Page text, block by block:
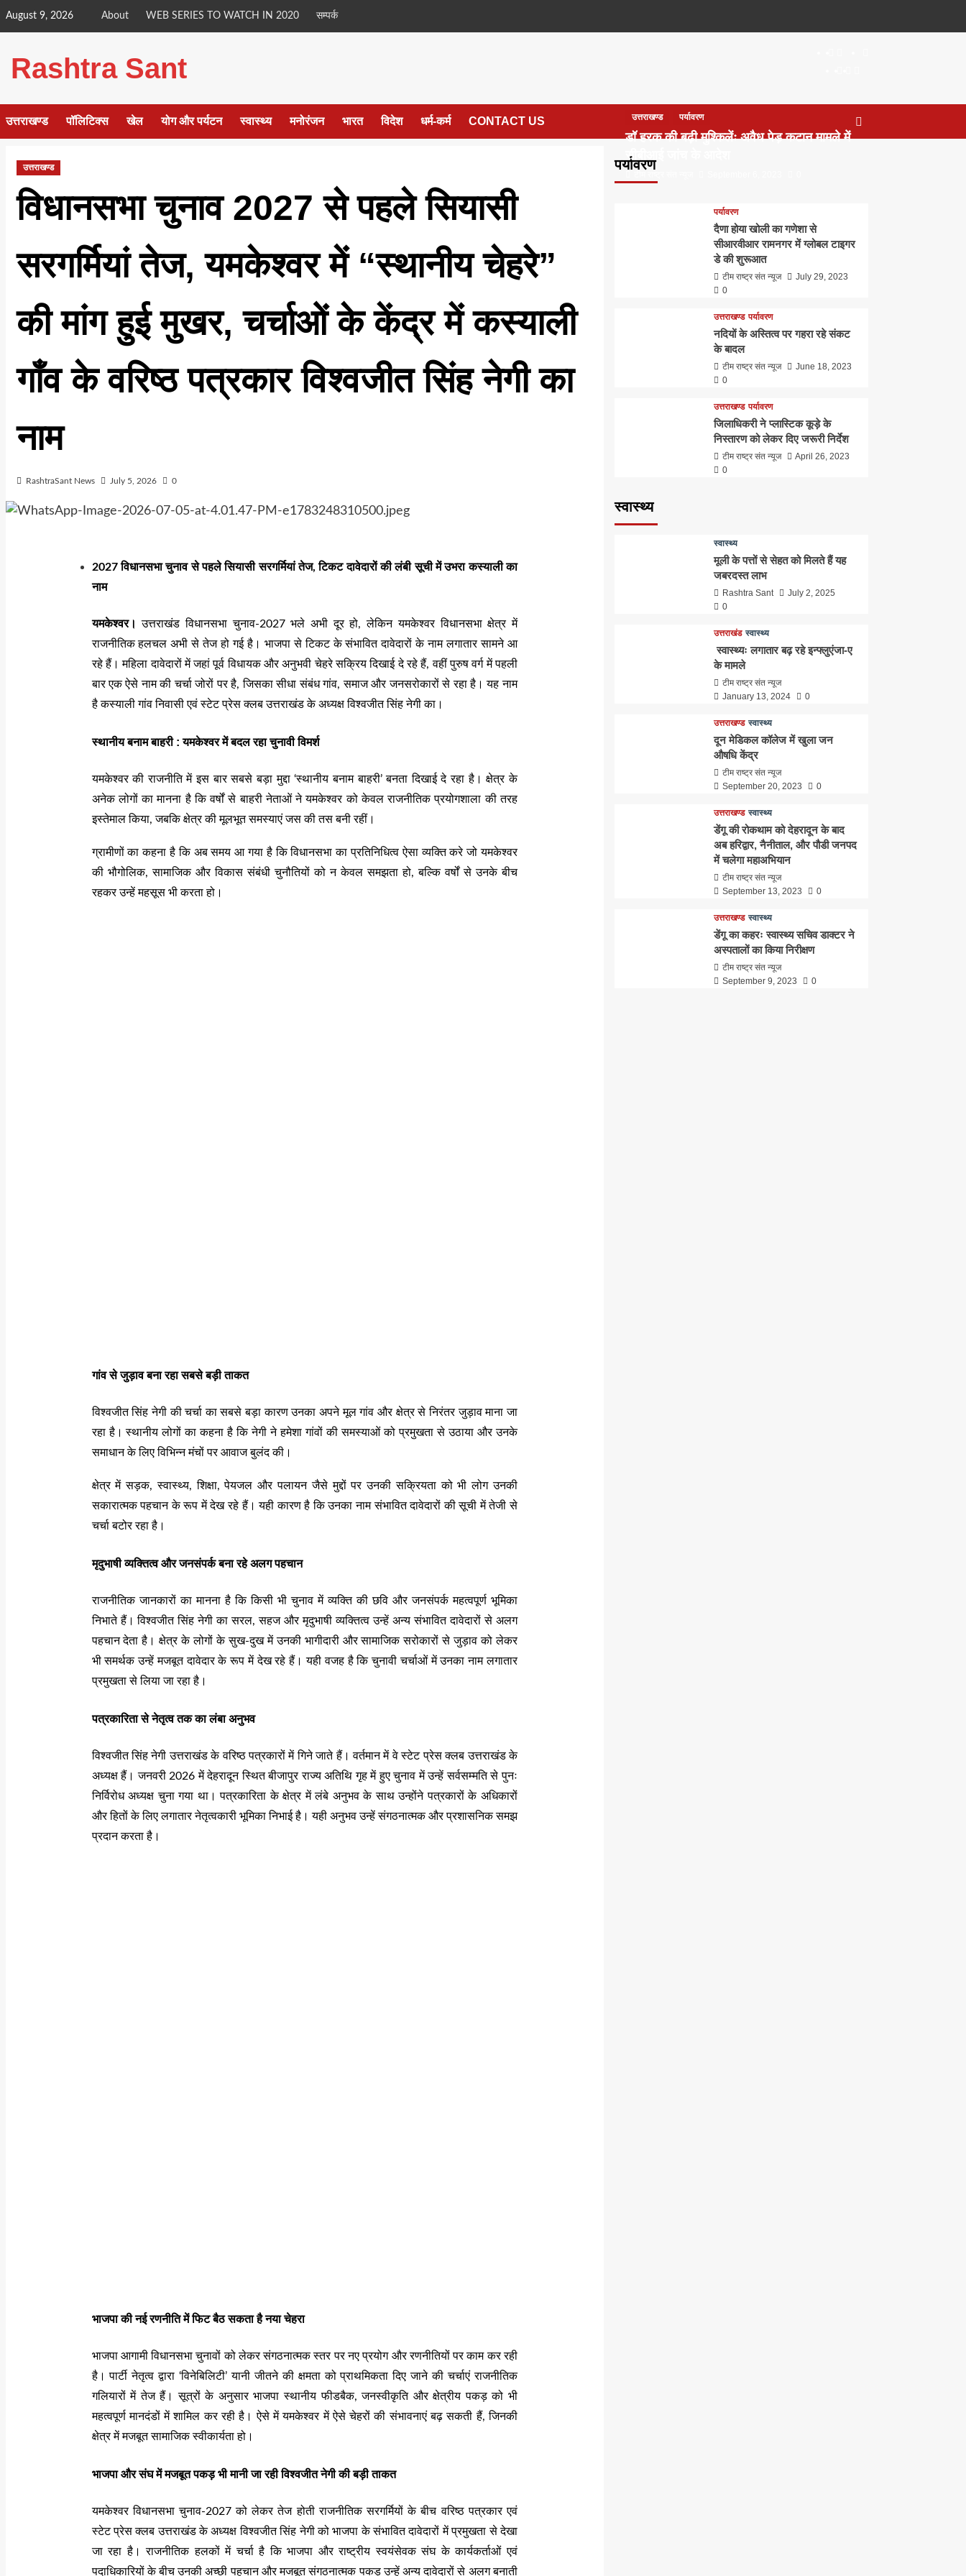
August 9, 2026 About WEB SERIES TO WATCH IN 2020 सम्पर्क
2020
in
Rashtra Sant
उत्तराखण्ड पॉलिटिक्स खेल योग और पर्यटन स्वास्थ्य मनोरंजन भारत विदेश धर्म-कर्म CONTACT US
उत्तराखण्ड
विधानसभा चुनाव 2027 से पहले सियासी
सरगर्मियां तेज, यमकेश्वर में “स्थानीय चेहरे”
की मांग हुई मुखर, चर्चाओं के केंद्र में कस्याली
गाँव के वरिष्ठ पत्रकार विश्वजीत सिंह नेगी का
नाम
RashtraSant News July 5, 2026 0
2027विधानसभा चुनाव से पहले सियासी सरगर्मियां तेज,टिकट दावेदारों की लंबी सूची में उभरा कस्याली का
नाम
यमकेश्वर। उत्तराखंड विधानसभा चुनाव-2027 भले अभी दूर हो, लेकिन यमकेश्वर विधानसभा क्षेत्र में
राजनीतिक हलचल अभी से तेज हो गई है। भाजपा से टिकट के संभावित दावेदारों के नाम लगातार सामने आ
रहे हैं। महिला दावेदारों में जहां पूर्व विधायक और अनुभवी चेहरे सक्रिय दिखाई दे रहे हैं, वहीं पुरुष वर्ग में पहली
बार एक ऐसे नाम की चर्चा जोरों पर है, जिसका सीधा संबंध गांव, समाज और जनसरोकारों से रहा है। यह नाम
है कस्याली गांव निवासी एवं स्टेट प्रेस क्लब उत्तराखंड के अध्यक्ष विश्वजीत सिंह नेगी का।
स्थानीय बनाम बाहरी : यमकेश्वर में बदल रहा चुनावी विमर्श
यमकेश्वर की राजनीति में इस बार सबसे बड़ा मुद्दा ‘स्थानीय बनाम बाहरी’ बनता दिखाई दे रहा है। क्षेत्र के
अनेक लोगों का मानना है कि वर्षों से बाहरी नेताओं ने यमकेश्वर को केवल राजनीतिक प्रयोगशाला की तरह
इस्तेमाल किया, जबकि क्षेत्र की मूलभूत समस्याएं जस की तस बनी रहीं।
ग्रामीणों का कहना है कि अब समय आ गया है कि विधानसभा का प्रतिनिधित्व ऐसा व्यक्ति करे जो यमकेश्वर
की भौगोलिक, सामाजिक और विकास संबंधी चुनौतियों को न केवल समझता हो, बल्कि वर्षों से उनके बीच
रहकर उन्हें महसूस भी करता हो।
गांव से जुड़ाव बना रहा सबसे बड़ी ताकत
विश्वजीत सिंह नेगी की चर्चा का सबसे बड़ा कारण उनका अपने मूल गांव और क्षेत्र से निरंतर जुड़ाव माना जा
रहा है। स्थानीय लोगों का कहना है कि नेगी ने हमेशा गांवों की समस्याओं को प्रमुखता से उठाया और उनके
समाधान के लिए विभिन्न मंचों पर आवाज बुलंद की।
क्षेत्र में सड़क, स्वास्थ्य, शिक्षा, पेयजल और पलायन जैसे मुद्दों पर उनकी सक्रियता को भी लोग उनकी
सकारात्मक पहचान के रूप में देख रहे हैं। यही कारण है कि उनका नाम संभावित दावेदारों की सूची में तेजी से
चर्चा बटोर रहा है।
मृदुभाषी व्यक्तित्व और जनसंपर्क बना रहे अलग पहचान
राजनीतिक जानकारों का मानना है कि किसी भी चुनाव में व्यक्ति की छवि और जनसंपर्क महत्वपूर्ण भूमिका
निभाते हैं। विश्वजीत सिंह नेगी का सरल, सहज और मृदुभाषी व्यक्तित्व उन्हें अन्य संभावित दावेदारों से अलग
पहचान देता है। क्षेत्र के लोगों के सुख-दुख में उनकी भागीदारी और सामाजिक सरोकारों से जुड़ाव को लेकर
भी समर्थक उन्हें मजबूत दावेदार के रूप में देख रहे हैं। यही वजह है कि चुनावी चर्चाओं में उनका नाम लगातार
प्रमुखता से लिया जा रहा है।
पत्रकारिता से नेतृत्व तक का लंबा अनुभव
विश्वजीत सिंह नेगी उत्तराखंड के वरिष्ठ पत्रकारों में गिने जाते हैं। वर्तमान में वे स्टेट प्रेस क्लब उत्तराखंड के
अध्यक्ष हैं। जनवरी 2026 में देहरादून स्थित बीजापुर राज्य अतिथि गृह में हुए चुनाव में उन्हें सर्वसम्मति से पुनः
निर्विरोध अध्यक्ष चुना गया था। पत्रकारिता के क्षेत्र में लंबे अनुभव के साथ उन्होंने पत्रकारों के अधिकारों
और हितों के लिए लगातार नेतृत्वकारी भूमिका निभाई है। यही अनुभव उन्हें संगठनात्मक और प्रशासनिक समझ
प्रदान करता है।
भाजपा की नई रणनीति में फिट बैठ सकता है नया चेहरा
भाजपा आगामी विधानसभा चुनावों को लेकर संगठनात्मक स्तर पर नए प्रयोग और रणनीतियों पर काम कर रही
है। पार्टी नेतृत्व द्वारा ‘विनेबिलिटी’ यानी जीतने की क्षमता को प्राथमिकता दिए जाने की चर्चाएं राजनीतिक
गलियारों में तेज हैं। सूत्रों के अनुसार भाजपा स्थानीय फीडबैक, जनस्वीकृति और क्षेत्रीय पकड़ को भी
महत्वपूर्ण मानदंडों में शामिल कर रही है। ऐसे में यमकेश्वर में ऐसे चेहरों की संभावनाएं बढ़ सकती हैं, जिनकी
क्षेत्र में मजबूत सामाजिक स्वीकार्यता हो।
भाजपा और संघ में मजबूत पकड़ भी मानी जा रही विश्वजीत नेगी की बड़ी ताकत
यमकेश्वर विधानसभा चुनाव-2027 को लेकर तेज होती राजनीतिक सरगर्मियों के बीच वरिष्ठ पत्रकार एवं
स्टेट प्रेस क्लब उत्तराखंड के अध्यक्ष विश्वजीत सिंह नेगी को भाजपा के संभावित दावेदारों में प्रमुखता से देखा
जा रहा है। राजनीतिक हलकों में चर्चा है कि भाजपा और राष्ट्रीय स्वयंसेवक संघ के कार्यकर्ताओं एवं
पदाधिकारियों के बीच उनकी अच्छी पहचान और मजबूत संगठनात्मक पकड़ उन्हें अन्य दावेदारों से अलग बनाती
पर्यावरण
उत्तराखण्ड पर्यावरण
डॉ हरक की बढ़ी मुश्किलेंः अवैध पेड़ कटान मामले में
सीबीआई जांच के आदेश
पर्यावरण
दैणा होया खोली का गणेशा से
सीआरवीआर रामनगर में ग्लोबल टाइगर
डे की शुरूआत
टीम राष्ट्र संत न्यूज
July 29, 2023
0
उत्तराखण्ड पर्यावरण
नदियों के अस्तित्व पर गहरा रहे संकट
के बादल
टीम राष्ट्र संत न्यूज
June 18, 2023
0
उत्तराखण्ड पर्यावरण
जिलाधिकरी ने प्लास्टिक कूड़े के
निस्तारण को लेकर दिए जरूरी निर्देश
टीम राष्ट्र संत न्यूज
April 26, 2023
0
स्वास्थ्य
स्वास्थ्य
मूली के पत्तों से सेहत को मिलते हैं यह
जबरदस्त लाभ
Rashtra Sant
July 2, 2025
0
उत्तराखंड स्वास्थ्य
स्वास्थ्यः लगातार बढ़ रहे इन्फ्लुएंजा-ए
के मामले
टीम राष्ट्र संत न्यूज
January 13, 2024
0
उत्तराखण्ड स्वास्थ्य
दून मेडिकल कॉलेज में खुला जन
औषधि केंद्र
टीम राष्ट्र संत न्यूज
September 20, 2023
0
उत्तराखण्ड स्वास्थ्य
डेंगू की रोकथाम को देहरादून के बाद
अब हरिद्वार, नैनीताल, और पौडी जनपद
में चलेगा महाअभियान
टीम राष्ट्र संत न्यूज
September 13, 2023
0
उत्तराखण्ड स्वास्थ्य
डेंगू का कहरः स्वास्थ्य सचिव डाक्टर ने
अस्पतालों का किया निरीक्षण
टीम राष्ट्र संत न्यूज
September 9, 2023
0